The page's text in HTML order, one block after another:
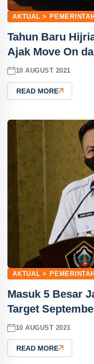
AKTUAL >
Tahun Baru
Ajak Move On
10 AUGUST 2021
READ MORE
AKTUAL >
Masuk 5 Besar
Target
10 AUGUST 2021
READ MORE